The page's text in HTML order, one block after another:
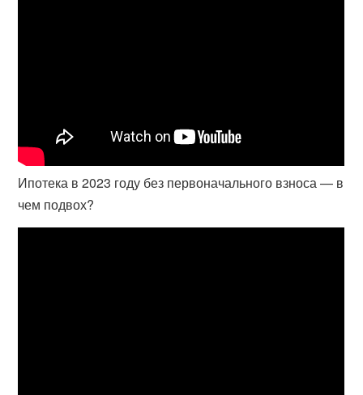
Ипотека в 2023 году без первоначального взноса — в
чем подвох?